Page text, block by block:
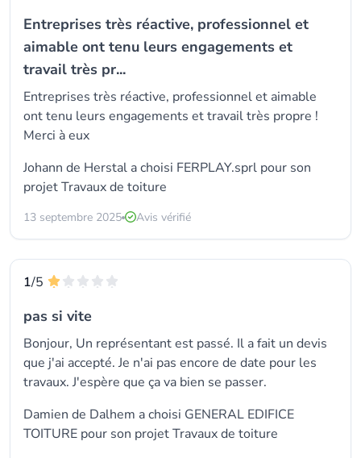
Entreprises très réactive, professionnel et
aimable ont tenu leurs engagements et
travail très pr...
Entreprises très réactive, professionnel et aimable
ont tenu leurs engagements et travail très propre !
Merci à eux
Johann de Herstal a choisi FERPLAY.sprl pour son
projet Travaux de toiture
13 septembre 2025 Avis vérifié
1/5
pas si vite
Bonjour, Un représentant est passé. Il a fait un devis
que j'ai accepté. Je n'ai pas encore de date pour les
travaux. J'espère que ça va bien se passer.
Damien de Dalhem a choisi GENERAL EDIFICE
TOITURE pour son projet Travaux de toiture